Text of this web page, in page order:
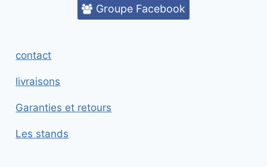
Groupe Facebook
contact
livraisons
Garanties et retours
Les stands